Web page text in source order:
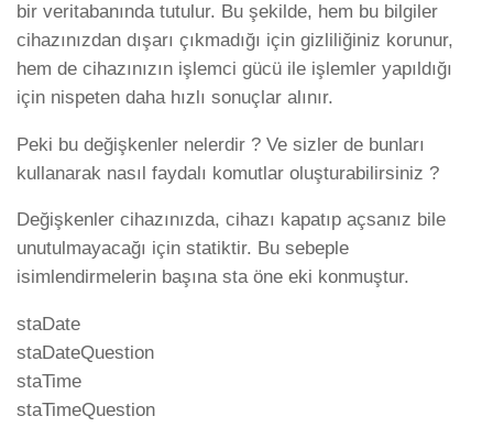
bir veritabanında tutulur. Bu şekilde, hem bu bilgiler
cihazınızdan dışarı çıkmadığı için gizliliğiniz korunur,
hem de cihazınızın işlemci gücü ile işlemler yapıldığı
için nispeten daha hızlı sonuçlar alınır.
Peki bu değişkenler nelerdir ? Ve sizler de bunları
kullanarak nasıl faydalı komutlar oluşturabilirsiniz ?
Değişkenler cihazınızda, cihazı kapatıp açsanız bile
unutulmayacağı için statiktir. Bu sebeple
isimlendirmelerin başına sta öne eki konmuştur.
staDate
staDateQuestion
staTime
staTimeQuestion